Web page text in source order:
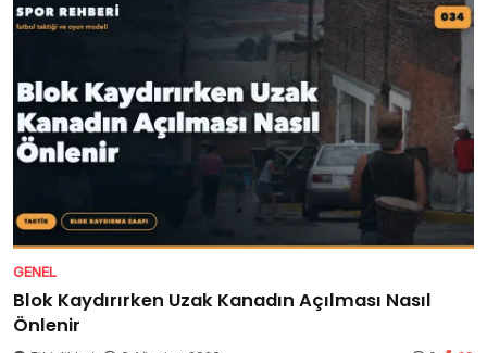
GENEL
Blok Kaydırırken Uzak Kanadın Açılması Nasıl
Önlenir